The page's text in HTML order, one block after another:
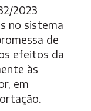
2023
no sistema
de
efeitos da
às
em